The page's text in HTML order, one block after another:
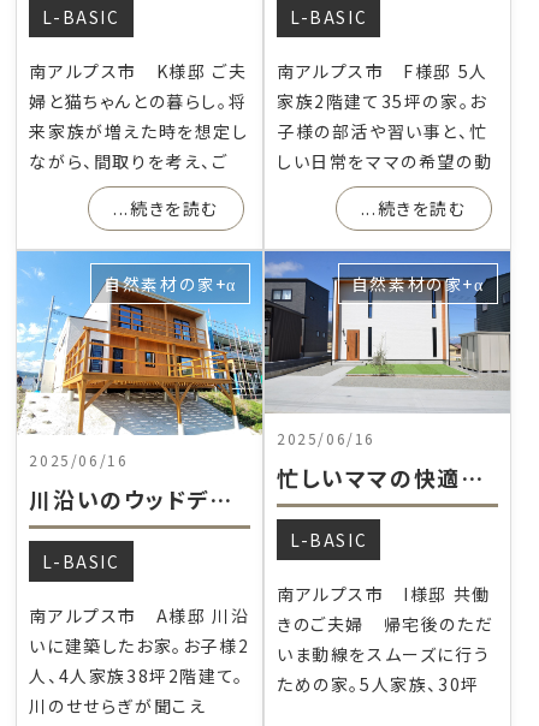
L-BASIC
南アルプス市 K様邸 ご夫
婦と猫ちゃんとの暮らし。将
来家族が増えた時を想定し
ながら、間取りを考え、ご
...続きを読む
L-BASIC
南アルプス市 F様邸 5人
家族2階建て35坪の家。お
子様の部活や習い事と、忙
しい日常をママの希望の動
...続きを読む
2025/06/16
川沿いのウッドデッキを堪能する家
自然素材の家+α
L-BASIC
南アルプス市 A様邸 川沿
いに建築したお家。お子様2
人、4人家族38坪2階建て。
川のせせらぎが聞こえ
2025/06/16
忙しいママの快適動線を叶えた家
自然素材の家+α
L-BASIC
南アルプス市 I様邸 共働
きのご夫婦 帰宅後のただ
いま動線をスムーズに行う
ための家。5人家族、30坪